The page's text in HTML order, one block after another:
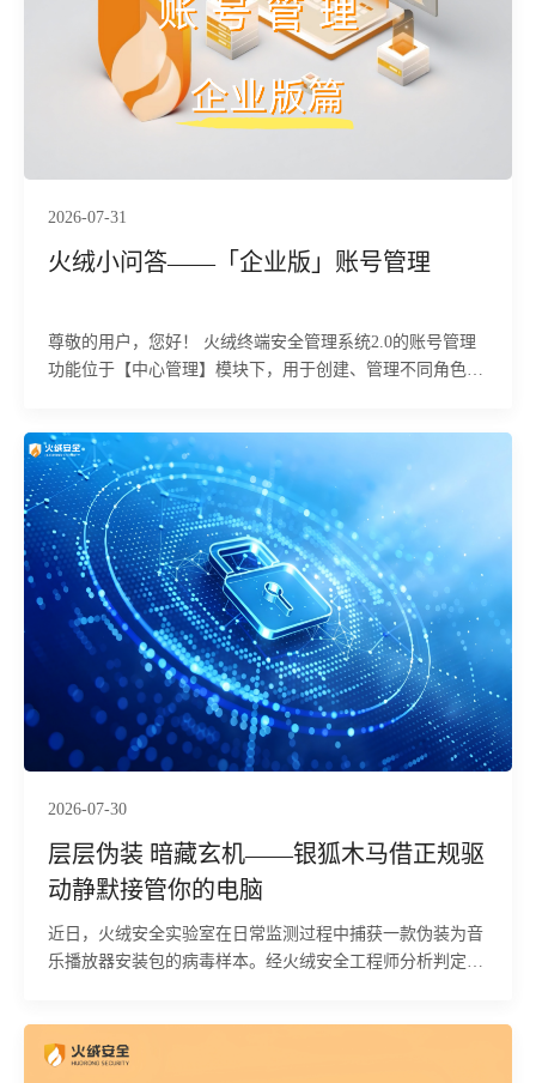
2026-07-31
火绒小问答——「企业版」账号管理
尊敬的用户，您好！ 火绒终端安全管理系统2.0的账号管理
功能位于【中心管理】模块下，用于创建、管理不同角色的
2026-07-30
层层伪装 暗藏玄机——银狐木马借正规驱
动静默接管你的电脑
近日，火绒安全实验室在日常监测过程中捕获一款伪装为音
乐播放器安装包的病毒样本。经火绒安全工程师分析判定，
其利用经合法签名的 Adlice TrueSight 驱动进入内核态，依
据内置的212个安全软件映像名在内核层直接终止相关进